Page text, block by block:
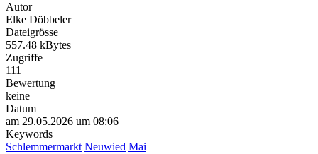
Autor
Elke Döbbeler
Dateigrösse
557.48 kBytes
Zugriffe
111
Bewertung
keine
Datum
am 29.05.2026 um 08:06
Keywords
Schlemmermarkt Neuwied Mai